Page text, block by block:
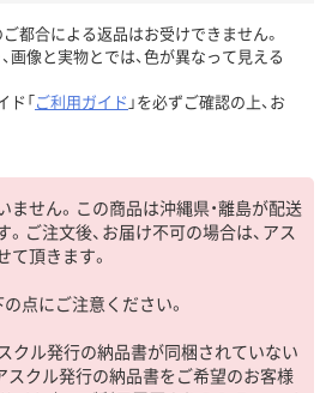
ご都合による返品はお受けできません。
画像と実物とでは、色が異なって見える
ド「ご利用ガイド 」を必ずご確認の上、お
せん。この商品は沖縄県・離島が配送
ご注文後、お届け不可の場合は、アス
て頂きます。
点にご注意ください。
スクル発行の納品書が同梱されていない
スクル発行の納品書をご希望のお客様